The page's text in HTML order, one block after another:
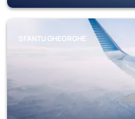
SFANTU GHEORGHE